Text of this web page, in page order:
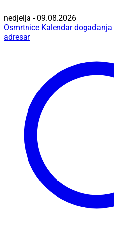
nedjelja - 09.08.2026
Osmrtnice Kalendar događanja
adresar